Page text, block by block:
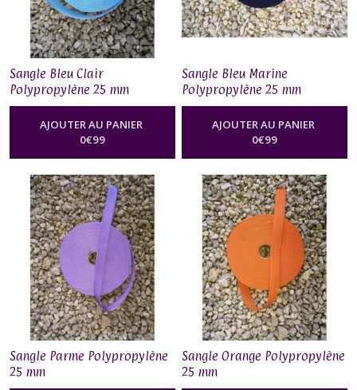
Sangle Bleu Clair
Polypropylène 25 mm
AJOUTER AU PANIER
0€99
Sangle Bleu Marine
Polypropylène 25 mm
AJOUTER AU PANIER
0€99
Sangle Parme Polypropylène
25 mm
Sangle Orange Polypropylène
25 mm